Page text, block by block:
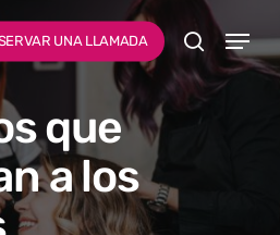
UNA LLAMADA busque en
Menú
que
a los